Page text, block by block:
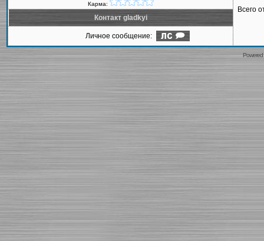
Карма:
Всего
Контакт gladkyi
Личное сообщение: